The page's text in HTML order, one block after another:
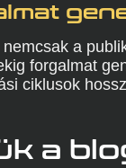
a
forgalmat
ciklusok
a